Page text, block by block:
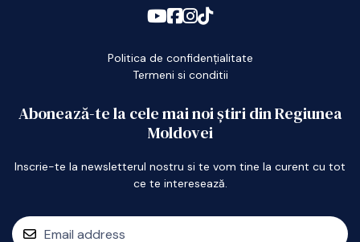
Politica de confidențialitate
Termeni si conditii
Abonează-te la cele mai noi știri din Regiunea
Moldovei
Inscrie-te la newsletterul nostru si te vom tine la curent cu tot
ce te interesează.